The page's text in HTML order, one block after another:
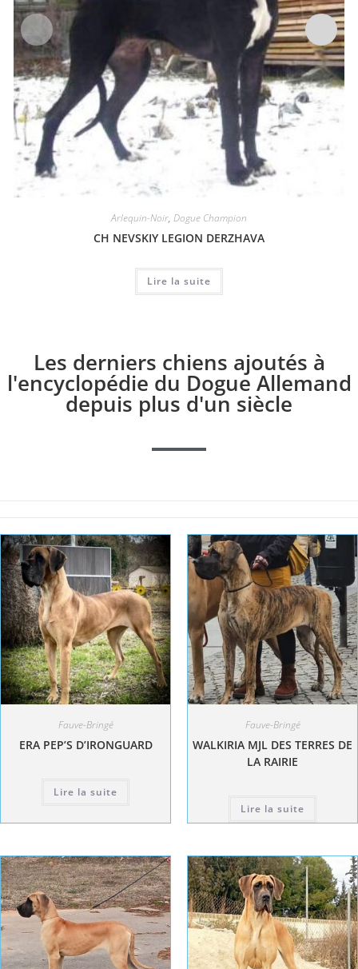
Arlequin-Noir, Dogue Champion
CH NEVSKIY LEGION DERZHAVA
Lire la suite
Les derniers chiens ajoutés à
l'encyclopédie du Dogue Allemand
depuis plus d'un siècle
Fauve-Bringé
ERA PEP’S D’IRONGUARD
Lire la suite
Fauve-Bringé
WALKIRIA MJL DES TERRES DE
LA RAIRIE
Lire la suite